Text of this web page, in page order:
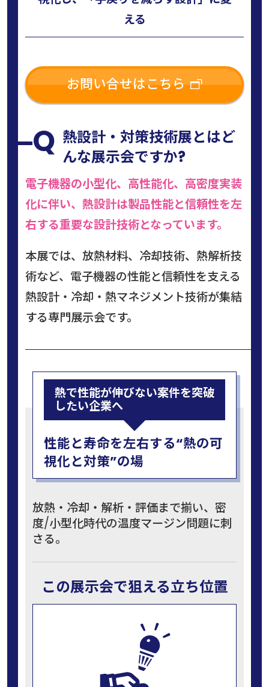
える
お問い合せはこちら
Q 熱設計・対策技術展とはど
んな展示会ですか?
電子機器の小型化、高性能化、高密度実装
化に伴い、熱設計は製品性能と信頼性を左
右する重要な設計技術となっています。
本展では、放熱材料、冷却技術、熱解析技
術など、電子機器の性能と信頼性を支える
熱設計・冷却・熱マネジメント技術が集結
する専門展示会です。
熱で性能が伸びない案件を突破
したい企業へ
性能と寿命を左右する“熱の可
視化と対策”の場
放熱・冷却・解析・評価まで揃い、密
度/小型化時代の温度マージン問題に刺
さる。
この展示会で狙える立ち位置